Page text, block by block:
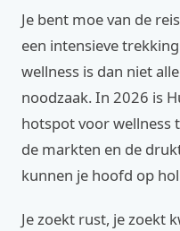
Je bent moe van de
een intensieve
wellness is dan niet
noodzaak. In 2026 is
hotspot voor wellness
de markten en de
kunnen je hoofd op
Je zoekt rust, je zoekt